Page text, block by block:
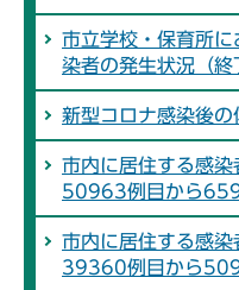
市立学校・保育所
染者の発生状況（終
新型コロナ感染後の
市内に居住する感染
50963例目から
市内に居住する感染
39360例目から